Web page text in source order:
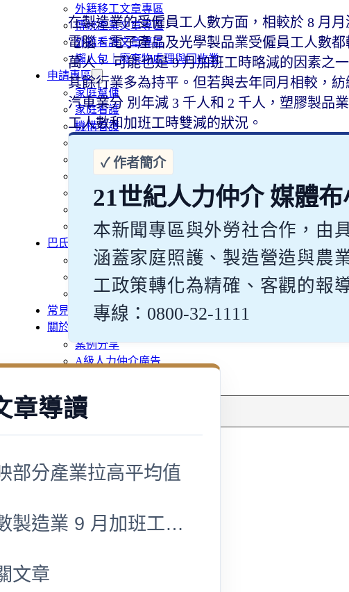
外籍移工文章專區
傳統產業文章專區
外籍看護文章專區
懶人包｜廢棄物處理與回收業
申請專區
家庭幫傭
家庭看護
機構看護
製造業移工
白領專業移工
農業移工
營造業移工
餐飲旅宿-實習生專區
巴氏量表
「3分鐘」巴氏量表評估
巴氏量表是什麼?
多元免評
常見問題
關於我們
案例分享
A級人力仲介廣告
搜
在製造業的受僱員工人數方面，相較於 8 月
電腦、電子產品及光學製品業受僱員工人數
萬人， 可能也是 9 月加班工時略減的因素之
其餘行業多為持平。但若與去年同月相較，
汽車業分 別年減 3 千人和 2 千人，塑膠製品
工人數和加班工時雙減的狀況。
21世紀人力仲介 媒體布
本新聞專區與外勞社合作，由
涵蓋家庭照護、製造營造與農
工政策轉化為精確、客觀的報
專線：0800-32-1111
章導讀
部分產業拉高平均值
多數製造業 9 月加班工時出現月減
文章